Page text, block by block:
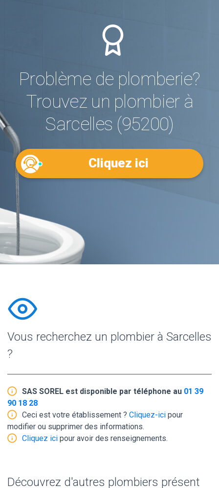
Problème de plomberie?
Trouvez un plombier à
Sarcelles (95200)
Cliquez ici
Vous recherchez un plombier à Sarcelles
?
SAS SOREL est disponible par téléphone au 01 39
90 18 28
Ceci est votre établissement ? Cliquez-ici pour
modifier ou supprimer des informations.
Cliquez ici pour avoir des renseignements.
Découvrez d'autres plombiers présent